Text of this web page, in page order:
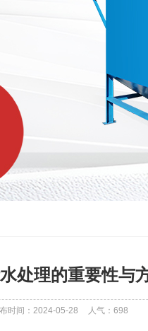
处理的重要性与
时间：2024-05-28 人气： 698